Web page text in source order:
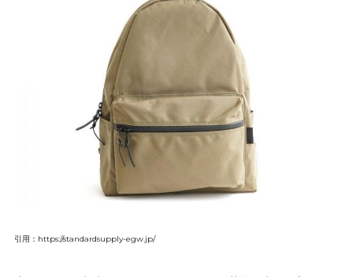
引用：https://standardsupply-egw.jp/